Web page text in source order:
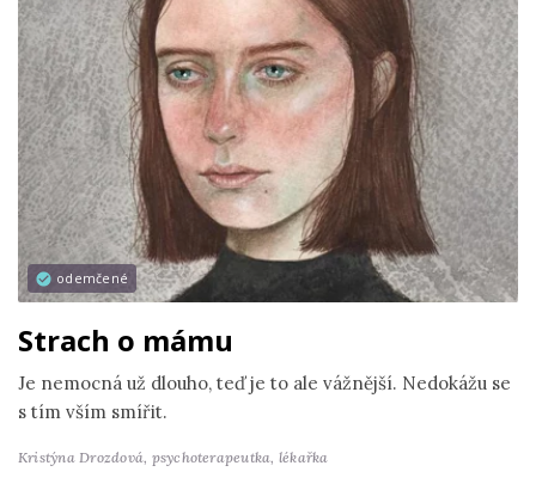
odemčené
Strach o mámu
Je nemocná už dlouho, teď je to ale vážnější. Nedokážu se
s tím vším smířit.
Kristýna Drozdová, psychoterapeutka, lékařka